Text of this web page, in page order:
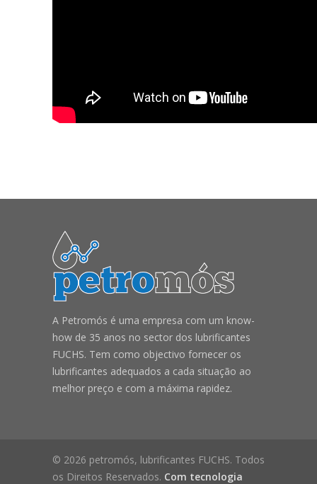
A Petromós é uma empresa com um know-
how de 35 anos no sector dos lubrificantes
FUCHS. Tem como objectivo fornecer os
lubrificantes adequados a cada situação ao
melhor preço e com a máxima rapidez.
© 2026 petromós, lubrificantes FUCHS. Todos
os Direitos Reservados. Com tecnologia